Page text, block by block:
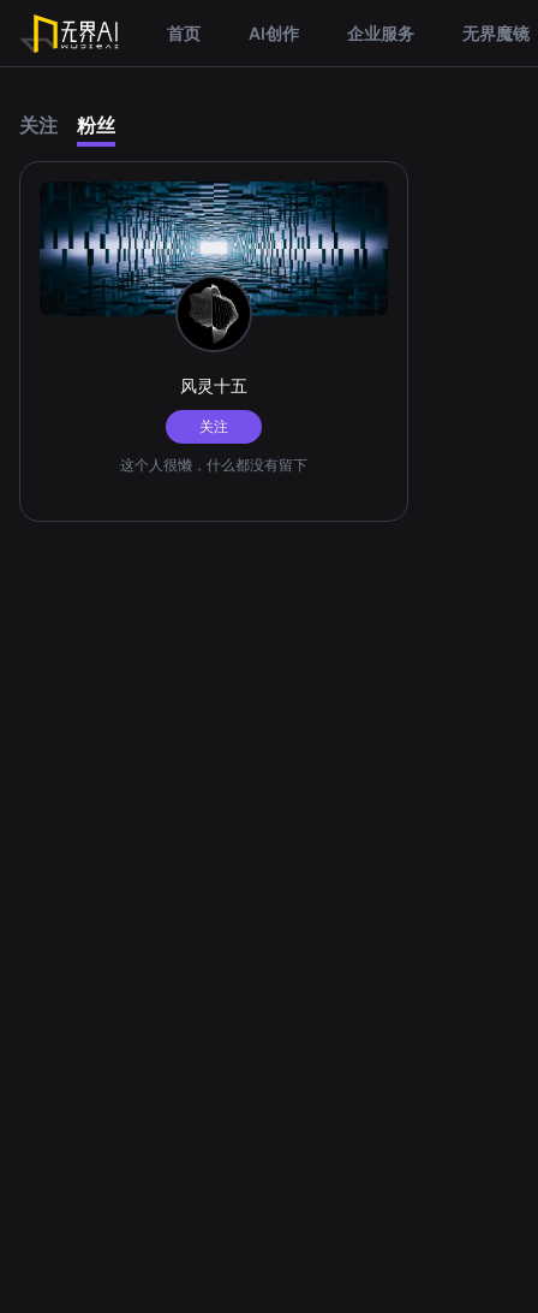
首页 AI创作 企业服务 无界魔镜
关注 粉丝
风灵十五
关注
这个人很懒，什么都没有留下